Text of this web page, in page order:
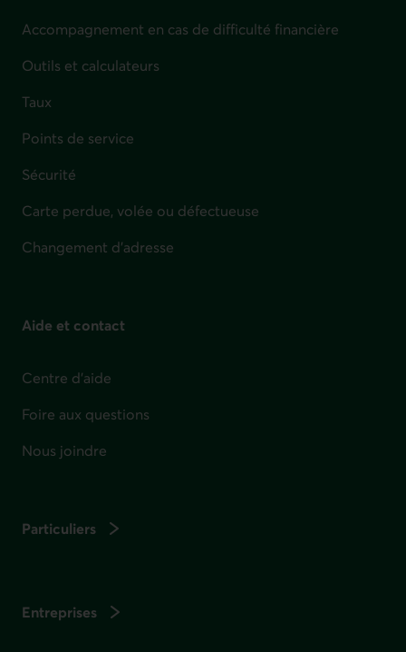
Accompagnement en cas de difficulté financière
Outils et calculateurs
Taux
Points de service
Sécurité
Carte perdue, volée ou défectueuse
Changement d'adresse
Aide et contact
Centre d'aide
Foire aux questions
Nous joindre
Particuliers
Entreprises